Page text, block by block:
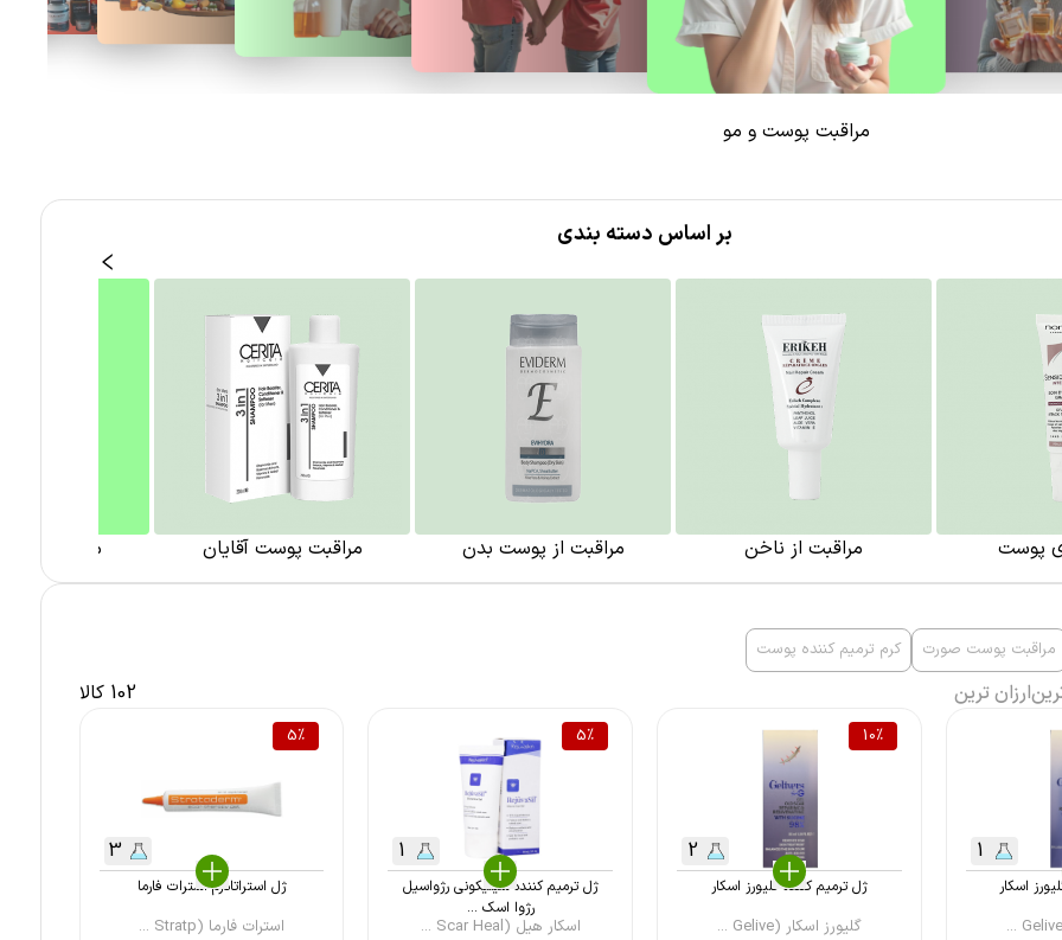
مراقبت پوست و مو
بر اساس دسته بندی
پوست مراقبت از ناخن مراقبت از پوست بدن مراقبت پوست آقایان مراقبت
مراقبت پوست صورت کرم ترمیم کننده پوست
ارزان ترین 102 کالا
1
اسکار
10%
2
ژل ترمیم کننده گلیورز اسکار
گلیورز اسکار (Gelive ...
5%
1
ژل ترمیم کننده سیلیکونی رژواسیل
رژوا اسک ...
اسکار هیل (Scar Heal ...
5%
3
ژل استراتادرم استرات فارما
استرات فارما (Stratp ...